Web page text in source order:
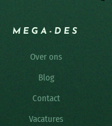
MEGA-DES
Over ons
Blog
Contact
Vacatures